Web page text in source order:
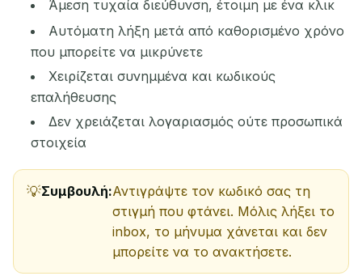
Άμεση τυχαία διεύθυνση, έτοιμη με ένα κλικ
Αυτόματη λήξη μετά από καθορισμένο χρόνο
που μπορείτε να μικρύνετε
Χειρίζεται συνημμένα και κωδικούς
επαλήθευσης
Δεν χρειάζεται λογαριασμός ούτε προσωπικά
στοιχεία
Συμβουλή:Αντιγράψτε τον κωδικό σας τη
στιγμή που φτάνει. Μόλις λήξει το
inbox, το μήνυμα χάνεται και δεν
μπορείτε να το ανακτήσετε.